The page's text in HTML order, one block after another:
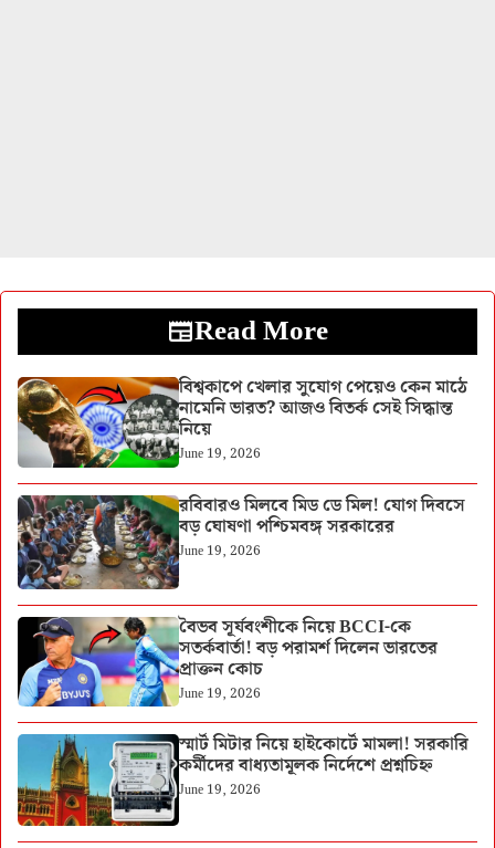
Read More
বিশ্বকাপে খেলার সুযোগ পেয়েও কেন মাঠে
নামেনি ভারত? আজও বিতর্ক সেই সিদ্ধান্ত
নিয়ে
June 19, 2026
রবিবারও মিলবে মিড ডে মিল! যোগ দিবসে
বড় ঘোষণা পশ্চিমবঙ্গ সরকারের
June 19, 2026
বৈভব সূর্যবংশীকে নিয়ে BCCI-কে
সতর্কবার্তা! বড় পরামর্শ দিলেন ভারতের
প্রাক্তন কোচ
June 19, 2026
স্মার্ট মিটার নিয়ে হাইকোর্টে মামলা! সরকারি
কর্মীদের বাধ্যতামূলক নির্দেশে প্রশ্নচিহ্ন
June 19, 2026